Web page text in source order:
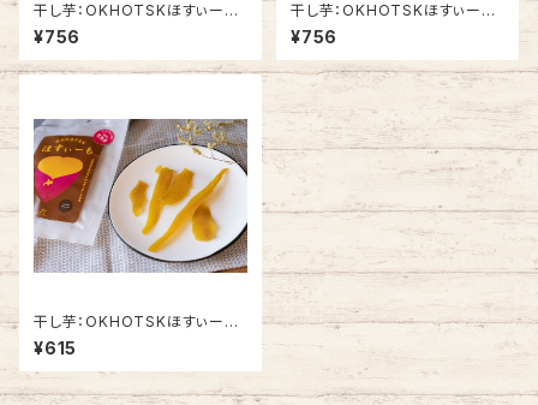
干し芋：OKHOTSKほすぃー
も 紅あずま
¥756
干し芋：OKHOTSKほすぃー
も シルクスイート
¥756
干し芋：OKHOTSKほすぃー
も シルクスイート はね品
¥615